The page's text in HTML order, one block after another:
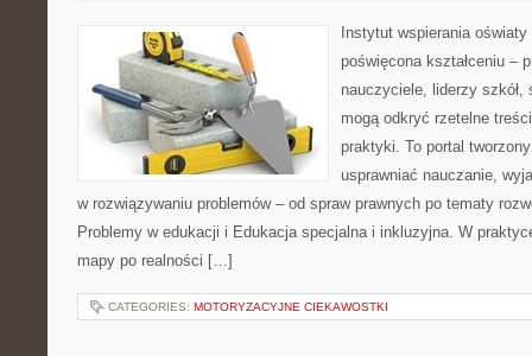
Instytut wspierania
poświęcona kształceniu –
nauczyciele, liderzy
mogą odkryć rzetelne
praktyki. To portal
usprawniać nauczanie,
w rozwiązywaniu problemów – od spraw prawnych po tematy
Problemy w edukacji i Edukacja specjalna i inkluzyjna. W
mapy po realności […]
CATEGORIES: MOTORYZACYJNE CIEKAWOSTKI